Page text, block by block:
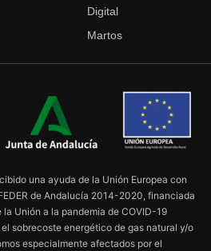
Digital
Martos
una ayuda de la Unión Europea con
de Andalucía 2014-2020, financiada
Unión a la pandemia de COVID-19
sobrecoste energético de gas natural y/o
especialmente afectados por el